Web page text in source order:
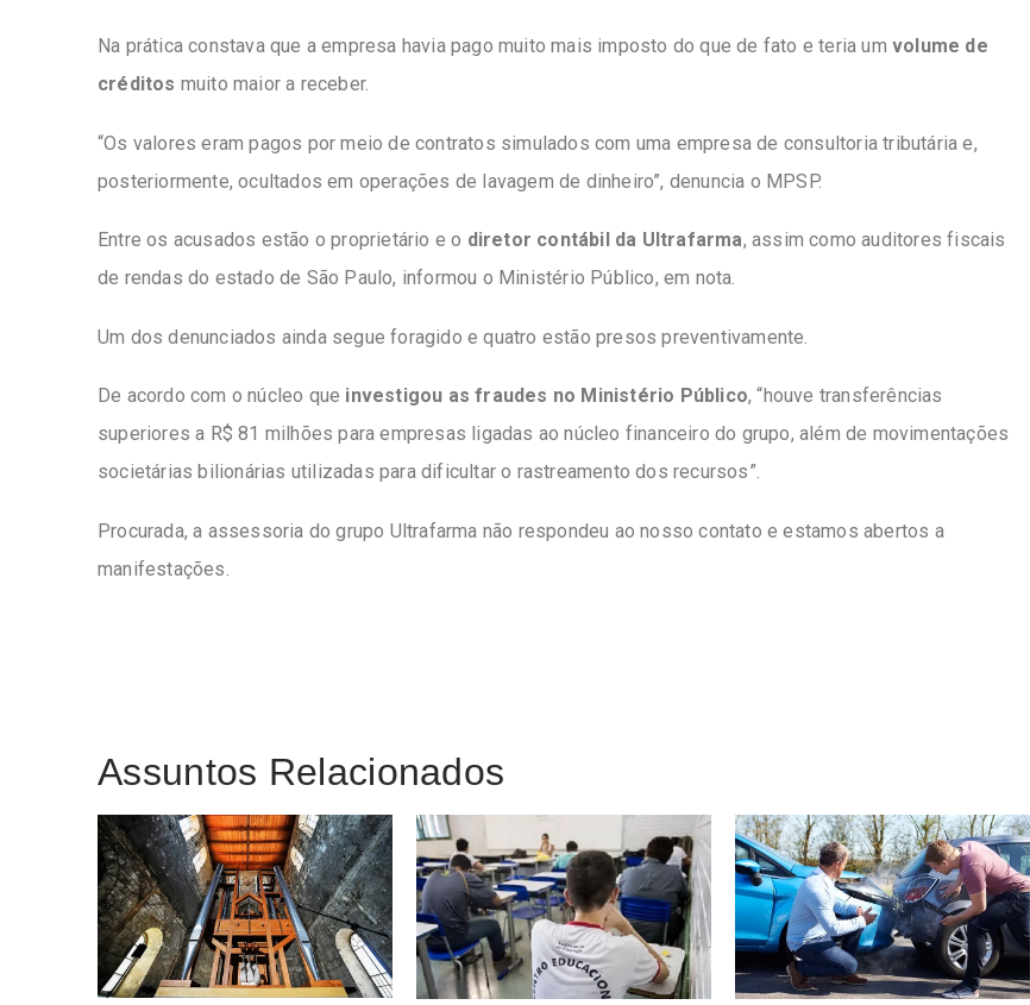
Na prática constava que a empresa havia pago muito mais imposto do que de fato e teria um volume de
créditos muito maior a receber.
“Os valores eram pagos por meio de contratos simulados com uma empresa de consultoria tributária e,
posteriormente, ocultados em operações de lavagem de dinheiro”, denuncia o MPSP.
Entre os acusados estão o proprietário e o diretor contábil da Ultrafarma, assim como auditores fiscais
de rendas do estado de São Paulo, informou o Ministério Público, em nota.
Um dos denunciados ainda segue foragido e quatro estão presos preventivamente.
De acordo com o núcleo que investigou as fraudes no Ministério Público, “houve transferências
superiores a R$ 81 milhões para empresas ligadas ao núcleo financeiro do grupo, além de movimentações
societárias bilionárias utilizadas para dificultar o rastreamento dos recursos”.
Procurada, a assessoria do grupo Ultrafarma não respondeu ao nosso contato e estamos abertos a
manifestações.
Assuntos Relacionados